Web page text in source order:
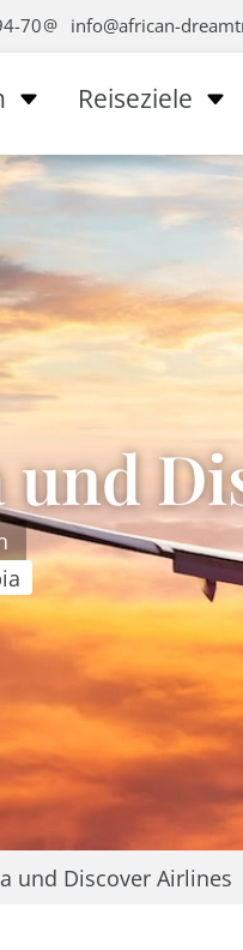
70 info@african-
Reiseziele
und Discover Airlines